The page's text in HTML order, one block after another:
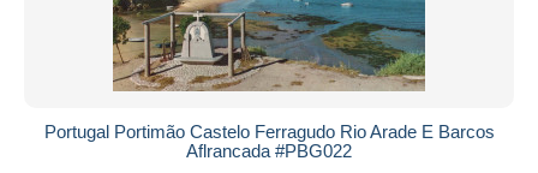
Portugal Portimão Castelo Ferragudo Rio Arade E Barcos
Aflrancada #PBG022